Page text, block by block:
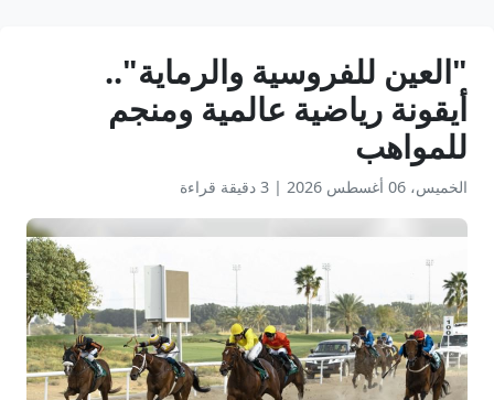
"العين للفروسية والرماية"..
أيقونة رياضية عالمية ومنجم
للمواهب
الخميس، 06 أغسطس 2026 | 3 دقيقة قراءة